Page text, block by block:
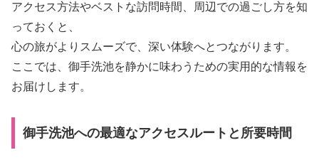
アクセス方法やベストな訪問時間、周辺での過ごし方を知
っておくと、
心の旅がよりスムーズで、深い体験へとつながります。
ここでは、御手洗池を静かに味わうための実用的な情報を
お届けします。
御手洗池への最適なアクセスルートと所要時間